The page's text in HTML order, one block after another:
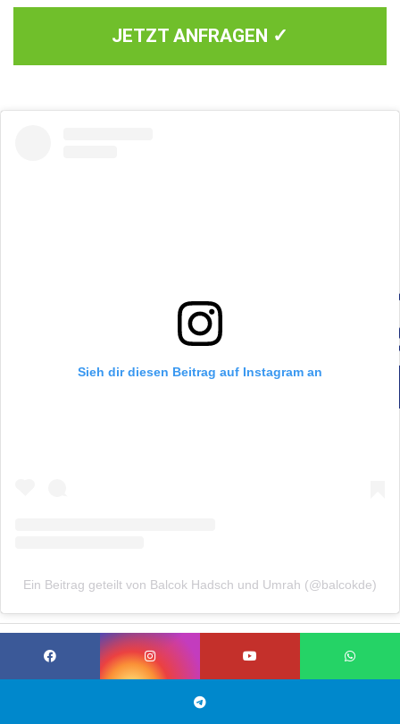
JETZT ANFRAGEN ✓
Sieh dir diesen Beitrag auf Instagram an
Ein Beitrag geteilt von Balcok Hadsch und Umrah (@balcokde)